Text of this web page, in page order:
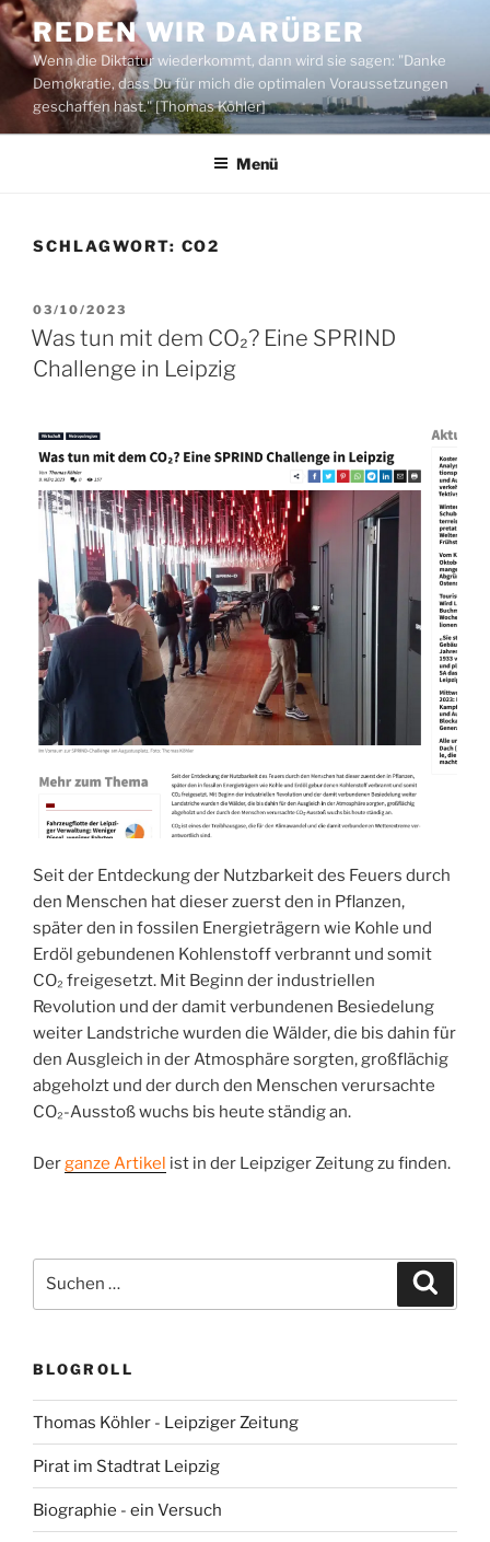
Zum
Inhalt
springen
REDEN WIR DARÜBER
Wenn die Diktatur wiederkommt, dann wird sie sagen: "Danke
Demokratie, dass Du für mich die optimalen Voraussetzungen
geschaffen hast." [Thomas Köhler]
Menü
SCHLAGWORT: CO2
VERÖFFENTLICHT
AM
03/10/2023
Was tun mit dem CO₂? Eine SPRIND
Challenge in Leipzig
Seit der Entdeckung der Nutzbarkeit des Feuers durch
den Menschen hat dieser zuerst den in Pflanzen,
später den in fossilen Energieträgern wie Kohle und
Erdöl gebundenen Kohlenstoff verbrannt und somit
CO₂ freigesetzt. Mit Beginn der industriellen
Revolution und der damit verbundenen Besiedelung
weiter Landstriche wurden die Wälder, die bis dahin für
den Ausgleich in der Atmosphäre sorgten, großflächig
abgeholzt und der durch den Menschen verursachte
CO₂-Ausstoß wuchs bis heute ständig an.
Derganze Artikel ist in der Leipziger Zeitung zu finden.
nach:
BLOGROLL
Thomas Köhler - Leipziger Zeitung
Pirat im Stadtrat Leipzig
Biographie - ein Versuch